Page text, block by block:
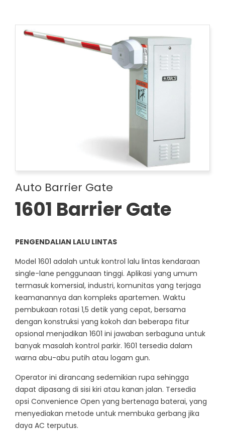
Auto Barrier Gate
1601 Barrier Gate
PENGENDALIAN LALU LINTAS
Model 1601 adalah untuk kontrol lalu lintas kendaraan
single-lane penggunaan tinggi. Aplikasi yang umum
termasuk komersial, industri, komunitas yang terjaga
keamanannya dan kompleks apartemen. Waktu
pembukaan rotasi 1,5 detik yang cepat, bersama
dengan konstruksi yang kokoh dan beberapa fitur
opsional menjadikan 1601 ini jawaban serbaguna untuk
banyak masalah kontrol parkir. 1601 tersedia dalam
warna abu-abu putih atau logam gun.
Operator ini dirancang sedemikian rupa sehingga
dapat dipasang di sisi kiri atau kanan jalan. Tersedia
opsi Convenience Open yang bertenaga baterai, yang
menyediakan metode untuk membuka gerbang jika
daya AC terputus.